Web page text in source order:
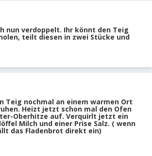
nun verdoppelt. Ihr könnt den Teig
teilt diesen in zwei Stücke und
Teig nochmal an einem warmen Ort
Heizt jetzt schon mal den Ofen
Oberhitze auf. Verquirlt jetzt ein
Milch und einer Prise Salz. ( wenn
das Fladenbrot direkt ein)